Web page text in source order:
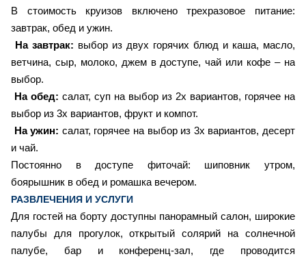
В стоимость круизов включено трехразовое питание:
завтрак, обед и ужин.
На завтрак: выбор из двух горячих блюд и каша, масло,
ветчина, сыр, молоко, джем в доступе, чай или кофе – на
выбор.
На обед: салат, суп на выбор из 2х вариантов, горячее на
выбор из 3х вариантов, фрукт и компот.
На ужин: салат, горячее на выбор из 3х вариантов, десерт
и чай.
Постоянно в доступе фиточай: шиповник утром,
боярышник в обед и ромашка вечером.
РАЗВЛЕЧЕНИЯ И УСЛУГИ
Для гостей на борту доступны панорамный салон, широкие
палубы для прогулок, открытый солярий на солнечной
палубе, бар и конференц-зал, где проводится